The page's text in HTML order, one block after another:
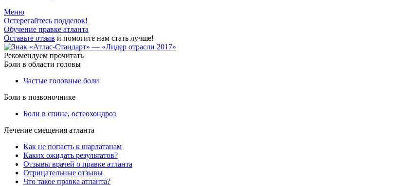
Меню
Остерегайтесь подделок!
Обучение правке атланта
Оставьте отзыв и помогите нам стать лучше!
Рекомендуем прочитать
Боли в области головы
Частые головные боли
Боли в позвоночнике
Боли в спине, остеохондроз
Лечение смещения атланта
Как не попасть к шарлатанам
Каких ожидать результатов?
Отзывы врачей о правке атланта
Отрицательные отзывы
Что такое правка атланта?